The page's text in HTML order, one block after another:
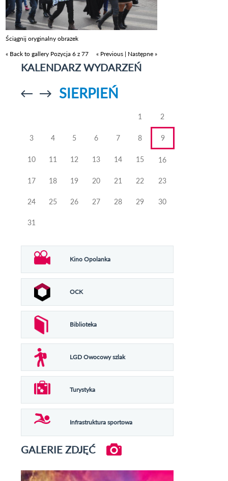
Ściągnij oryginalny obrazek
« Back to gallery Pozycja 6 z 77 « Previous | Następne »
KALENDARZ WYDARZEŃ
Przejdź doPrzejdź do
SIERPIEŃ
1 2
3 4 5 6 7 8 9
10 11 12 13 14 15 16
17 18 19 20 21 22 23
24 25 26 27 28 29 30
31
Kino Opolanka
OCK
Biblioteka
LGD Owocowy szlak
Turystyka
Infrastruktura sportowa
GALERIE ZDJĘĆ